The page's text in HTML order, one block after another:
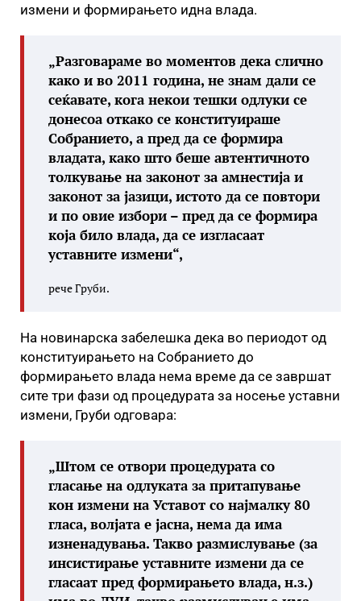
измени и формирањето идна влада.
„Разговараме во моментов дека слично
како и во 2011 година, не знам дали се
сеќавате, кога некои тешки одлуки се
донесоа откако се конституираше
Собранието, а пред да се формира
владата, како што беше автентичното
толкување на законот за амнестија и
законот за јазици, истото да се повтори
и по овие избори – пред да се формира
која било влада, да се изгласаат
уставните измени“,
рече Груби.
На новинарска забелешка дека во периодот од
конституирањето на Собранието до
формирањето влада нема време да се завршат
сите три фази од процедурата за носење уставни
измени, Груби одговара:
„Штом се отвори процедурата со
гласање на одлуката за притапување
кон измени на Уставот со најмалку 80
гласа, волјата е јасна, нема да има
изненадувања. Такво размислување (за
инсистирање уставните измени да се
гласаат пред формирањето влада, н.з.)